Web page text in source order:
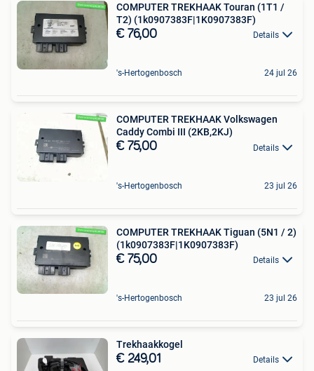
COMPUTER TREKHAAK Touran (1T1 /
T2) (1k0907383F|1K0907383F)
€ 76,00 Details
's-Hertogenbosch 24 jul 26
COMPUTER TREKHAAK Volkswagen
Caddy Combi III (2KB,2KJ)
€ 75,00 Details
's-Hertogenbosch 23 jul 26
COMPUTER TREKHAAK Tiguan (5N1 / 2)
(1k0907383F|1K0907383F)
€ 75,00 Details
's-Hertogenbosch 23 jul 26
Trekhaakkogel
€ 249,01 Details